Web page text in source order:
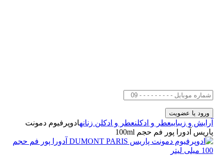
آرایش و زیباییعطر و ادکلنعطر و ادکلن زنانهادوپرفیوم دمونت
پاریس آدورا پور فم حجم 100ml